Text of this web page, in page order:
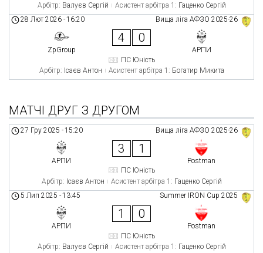
Арбітр: Валуєв Сергій Асистент арбітра 1: Гаценко Сергій
Вища ліга АФЗО 2025-26
28 Лют 2026 -16:20
ZpGroup
4 0
АРПИ
ПС Юність
Арбітр: Ісаєв Антон Асистент арбітра 1: Богатир Микита
МАТЧІ ДРУГ З ДРУГОМ
Вища ліга АФЗО 2025-26
27 Гру 2025 -15:20
АРПИ
3 1
Postman
ПС Юність
Арбітр: Ісаєв Антон Асистент арбітра 1: Гаценко Сергій
Summer IRON Cup 2025
5 Лип 2025 -13:45
АРПИ
1 0
Postman
ПС Юність
Арбітр: Валуєв Сергій Асистент арбітра 1: Гаценко Сергій